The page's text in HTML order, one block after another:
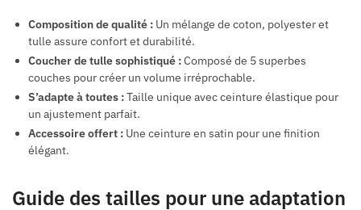
Composition de qualité : Un mélange de coton, polyester et
tulle assure confort et durabilité.
Coucher de tulle sophistiqué :Composé de 5 superbes
couches pour créer un volume irréprochable.
S’adapte à toutes :Taille unique avec ceinture élastique pour
un ajustement parfait.
Accessoire offert : Une ceinture en satin pour une finition
élégant.
Guide des tailles pour une adaptation